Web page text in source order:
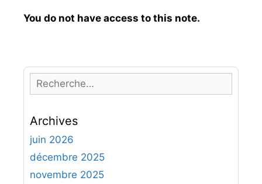
You do not have access to this note.
e
h
e
r
Archives
juin 2026
décembre 2025
novembre 2025